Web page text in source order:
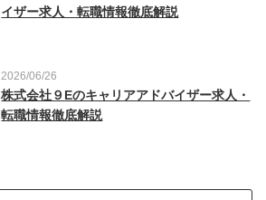
イザー求人・転職情報徹底解説
2026/06/26
株式会社９Eのキャリアアドバイザー求人・
転職情報徹底解説